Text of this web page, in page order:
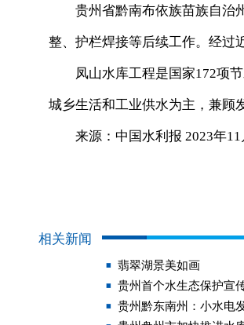
贵州省黔南布依族苗族自治
整、护栏焊接等后续工作。经过
凤山水库工程是国家172项
城乡生活和工业供水为主，兼顾
来源：中国水利报 2023年11
相关新闻
翡翠湖景美如画
贵州首个水生态保护宣
贵州黔东南州：小水电